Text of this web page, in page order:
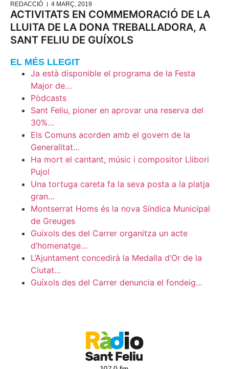
REDACCIÓ 4 MARÇ, 2019
ACTIVITATS EN COMMEMORACIÓ DE LA
LLUITA DE LA DONA TREBALLADORA, A
SANT FELIU DE GUÍXOLS
EL MÉS LLEGIT
Ja està disponible el programa de la Festa
Major de…
Pòdcasts
Sant Feliu, pioner en aprovar una reserva del
30%…
Els Comuns acorden amb el govern de la
Generalitat…
Ha mort el cantant, músic i compositor Llibori
Pujol
Una tortuga careta fa la seva posta a la platja
gran…
Montserrat Homs és la nova Síndica Municipal
de Greuges
Guíxols des del Carrer organitza un acte
d’homenatge…
L’Ajuntament concedirà la Medalla d’Or de la
Ciutat…
Guíxols des del Carrer denuncia el fondeig…